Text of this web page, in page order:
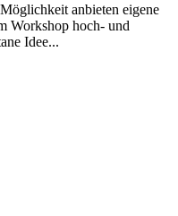
anbieten eigene
Workshop hoch- und
Idee...